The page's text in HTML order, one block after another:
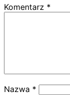
Komentarz *
Nazwa *